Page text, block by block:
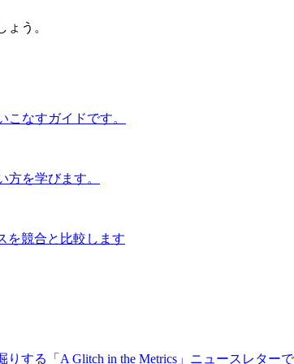
う。
こなすガイドです。
方を学びます。
を競合と比較します
する「A Glitch in the Metrics」ニュースレター